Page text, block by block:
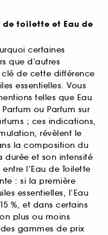
toilette et Eau de
certaines
que d’autres
de cette différence
essentielles. Vous
telles que Eau
ou Parfum sur
; ces indications,
révèlent le
la composition du
durée et son intensité
l’Eau de Toilette
: si la première
essentielles, l’Eau
%, et dans certains
plus ou moins
gammes de prix